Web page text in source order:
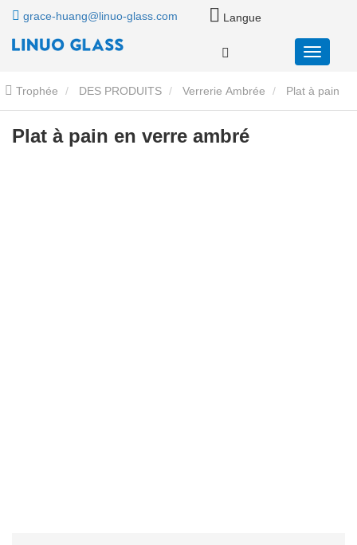
grace-huang@linuo-glass.com Langue
Trophée DES PRODUITS Verrerie Ambrée
en verre ambré
Plat à pain en verre ambré